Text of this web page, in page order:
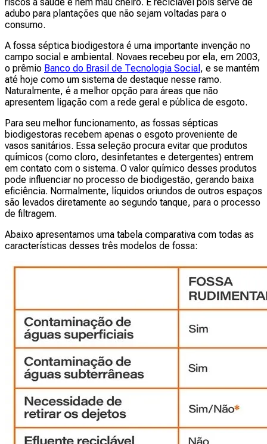
riscos à saúde e nem mau cheiro. É reciclável pois serve de
adubo para plantações que não sejam voltadas para o
consumo.
A fossa séptica biodigestora é uma importante invenção no
campo social e ambiental. Novaes recebeu por ela, em 2003,
o prêmio Banco do Brasil de Tecnologia Social , e se mantém
até hoje como um sistema de destaque nesse ramo.
Naturalmente, é a melhor opção para áreas que não
apresentem ligação com a rede geral e pública de esgoto.
Para seu melhor funcionamento, as fossas sépticas
biodigestoras recebem apenas o esgoto proveniente de
vasos sanitários. Essa seleção procura evitar que produtos
químicos (como cloro, desinfetantes e detergentes) entrem
em contato com o sistema. O valor químico desses produtos
pode influenciar no processo de biodigestão, gerando baixa
eficiência. Normalmente, líquidos oriundos de outros espaços
são levados diretamente ao segundo tanque, para o processo
de filtragem.
Abaixo apresentamos uma tabela comparativa com todas as
características desses três modelos de fossa: